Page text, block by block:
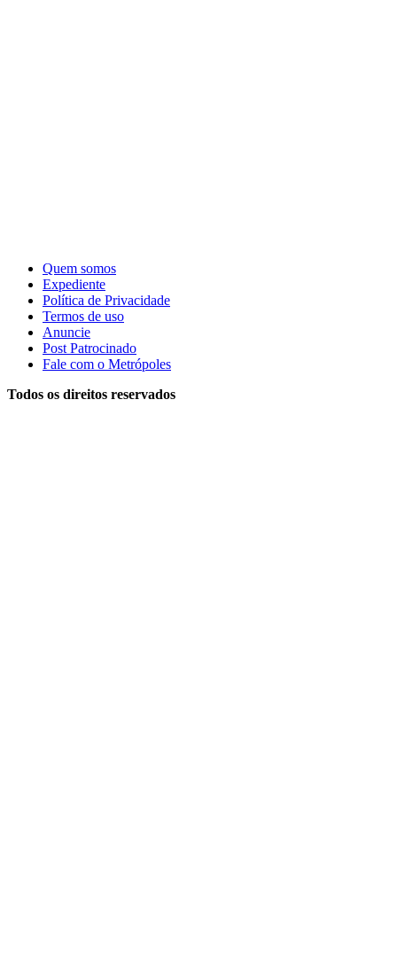
Quem somos
Expediente
Política de Privacidade
Termos de uso
Anuncie
Post Patrocinado
Fale com o Metrópoles
Todos os direitos reservados